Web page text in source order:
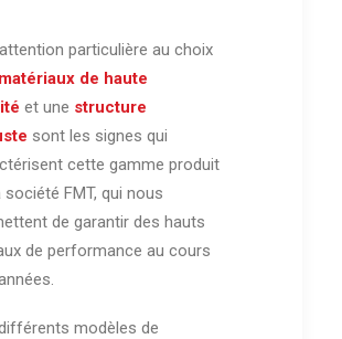
particulière au choix
matériaux de haute
et une structure
sont les signes qui
cette gamme produit
société FMT, qui nous
de garantir des hauts
de performance au cours
modèles de